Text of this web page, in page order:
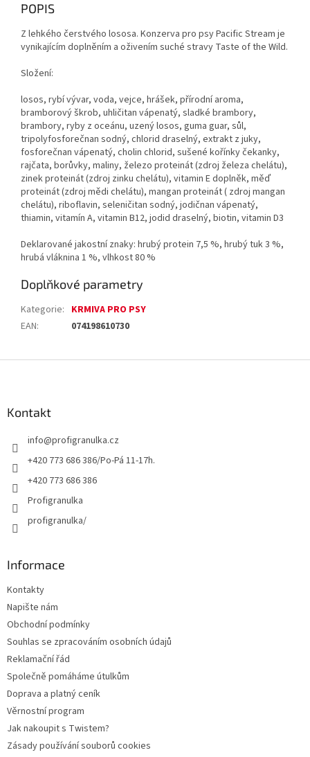
POPIS
Z lehkého čerstvého lososa. Konzerva pro psy Pacific Stream je
vynikajícím doplněním a oživením suché stravy Taste of the Wild.
Složení:
losos, rybí vývar, voda, vejce, hrášek, přírodní aroma,
bramborový škrob, uhličitan vápenatý, sladké brambory,
brambory, ryby z oceánu, uzený losos, guma guar, sůl,
tripolyfosforečnan sodný, chlorid draselný, extrakt z juky,
fosforečnan vápenatý, cholin chlorid, sušené kořínky čekanky,
rajčata, borůvky, maliny, železo proteinát (zdroj železa chelátu),
zinek proteinát (zdroj zinku chelátu), vitamin E doplněk, měď
proteinát (zdroj mědi chelátu), mangan proteinát ( zdroj mangan
chelátu), riboflavin, seleničitan sodný, jodičnan vápenatý,
thiamin, vitamín A, vitamin B12, jodid draselný, biotin, vitamin D3
Deklarované jakostní znaky: hrubý protein 7,5 %, hrubý tuk 3 %,
hrubá vláknina 1 %, vlhkost 80 %
Doplňkové parametry
Kategorie: KRMIVA PRO PSY
EAN: 074198610730
Kontakt
info@profigranulka.cz
+420 773 686 386/Po-Pá 11-17h.
+420 773 686 386
Profigranulka
profigranulka/
Informace
Kontakty
Napište nám
Obchodní podmínky
Souhlas se zpracováním osobních údajů
Reklamační řád
Společně pomáháme útulkům
Doprava a platný ceník
Věrnostní program
Jak nakoupit s Twistem?
Zásady používání souborů cookies